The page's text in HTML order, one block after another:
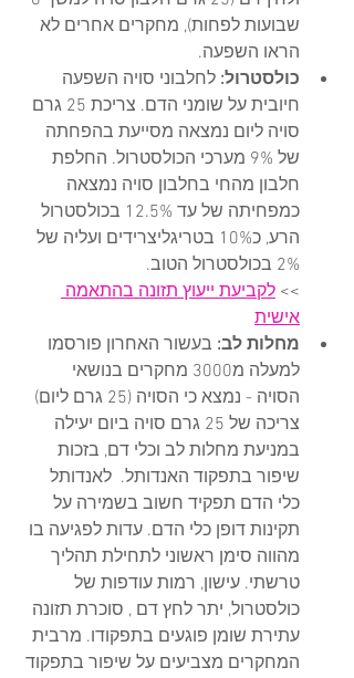
שבועות לפחות), מחקרים אחרים לא
הראו השפעה.
כולסטרול: לחלבוני סויה השפעה
חיובית על שומני הדם. צריכת 25 גרם
סויה ליום נמצאה מסייעת בהפחתה
של 9% מערכי הכולסטרול. החלפת
חלבון מהחי בחלבון סויה נמצאה
כמפחיתה של עד 12.5% בכולסטרול
הרע, כ10% בטריגליצרידים ועליה של
2% בכולסטרול הטוב.
>> לקביעת ייעוץ תזונה בהתאמה
אישית
מחלות לב: בעשור האחרון פורסמו
למעלה מ3000 מחקרים בנושאי
הסויה - נמצא כי הסויה (25 גרם ליום)
צריכה של 25 גרם סויה ביום יעילה
במניעת מחלות לב וכלי דם, בזכות
שיפור בתפקוד האנדותל.  לאנדותל
כלי הדם תפקיד חשוב בשמירה על
תקינות דופן כלי הדם. עדות לפגיעה בו
מהווה סימן ראשוני לתחילת תהליך
טרשתי. עישון, רמות עודפות של
כולסטרול, יתר לחץ דם , סוכרת תזונה
עתירת שומן פוגעים בתפקודו. מרבית
המחקרים מצביעים על שיפור בתפקוד